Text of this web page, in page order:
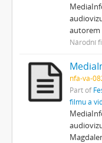
autorem
Národní
nfa-va-
Part of
filmu a